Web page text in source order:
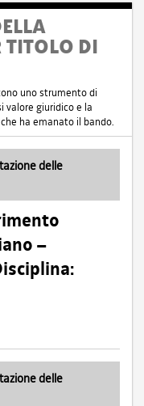
TITOLO DI
uno strumento di
valore giuridico e la
ha emanato il bando.
delle
–
delle